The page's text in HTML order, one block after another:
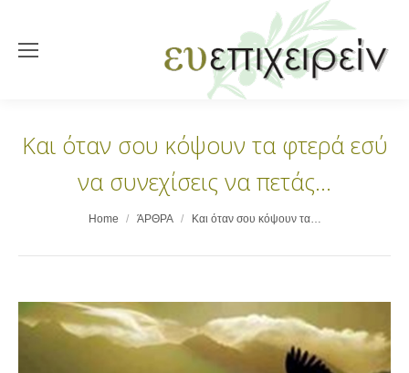
Και όταν σου κόψουν τα φτερά εσύ
να συνεχίσεις να πετάς…
You are here:Home ΆΡΘΡΑ Και όταν σου κόψουν τα…